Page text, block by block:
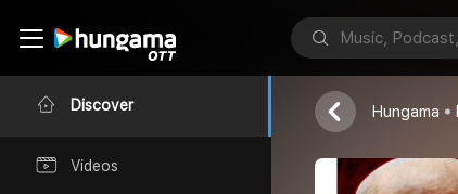
Discover
Videos
Manish
Hungama